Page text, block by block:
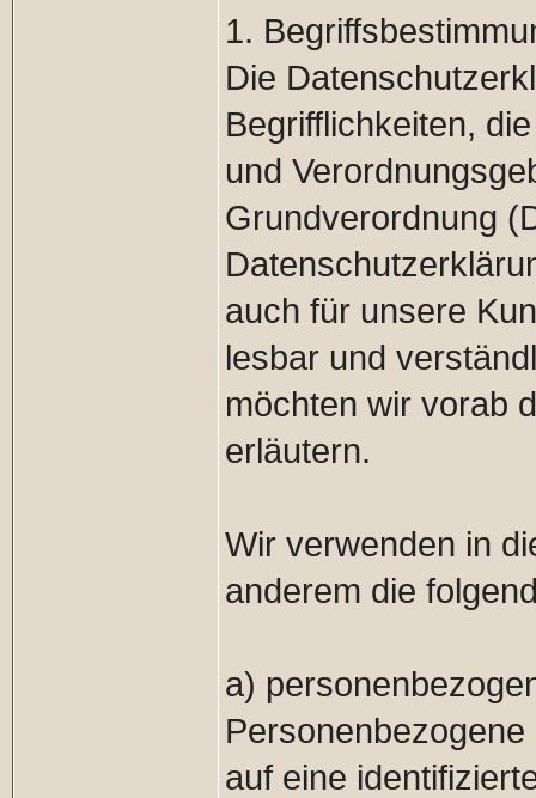
1.
Die
Begrifflichkeiten,
und
Grundverordnung
auch für unsere
lesbar und
möchten wir vorab
erläutern.
Wir verwenden in
anderem die
a)
auf eine